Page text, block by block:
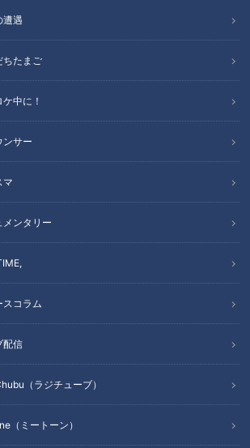
遭遇
ちたまご
中に！
ンサー
マ
メンタリー
スコラム
配信
（ラジチューブ）
（ミートーン）
ャント！』
7枚）
記事に戻る
なたへのおすすめ